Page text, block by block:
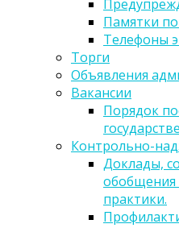
Памятки
Телефоны
Торги
Объявления
Вакансии
Порядок
Контрольно-
Доклады,
практики.